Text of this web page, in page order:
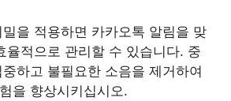
을 적용하면 카카오톡 알림을 맞
율적으로 관리할 수 있습니다. 중
하고 불필요한 소음을 제거하여
을 향상시키십시오.